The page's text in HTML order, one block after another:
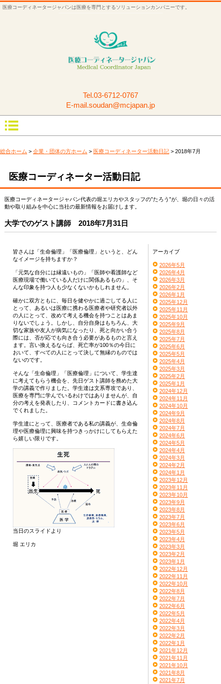
医療コーディネータージャパンは医療を専門とするソリューションカンパニーです。
Tel.03-6712-0767
E-mail.soudan@mcjapan.jp
総合ホーム > 企業・団体の方ホーム > 医療コーディネーター活動日記 > 2018年7月
医療コーディネーター活動日記
医療コーディネータージャパン代表の堀エリカやスタッフの”たろう”が、堀の日々の活
動や取り組みを中心に当社の最新情報をお届けします。
大学でのゲスト講師 2018年7月31日
皆さんは「生命倫理」「医療倫理」というと、どん
なイメージを持ちますか？
「元気な自分には縁遠いもの」「医師や看護師など
医療現場で働いている人だけに関係あるもの」、そ
んな印象を持つ人も少なくないかもしれません。
確かに双方ともに、毎日を健やかに過ごしてる人に
とって、あるいは医療に携わる医療者や研究者以外
の人にとって、改めて考える機会を持つことはあま
りないでしょう。しかし、自分自身はもちろん、大
切な家族や友人が病気になったり、死と向かい合う
際には、否が応でも向き合う必要があるものと言え
ます。言い換えるならば、死亡率が100％の今日に
おいて、すべての人にとって決して無縁のものでは
ないのです。
そんな「生命倫理」「医療倫理」について、学生達
に考えてもらう機会を、先日ゲスト講師を務めた大
学の講義で作りました。学生達は文系専攻であり、
医療を専門に学んでいるわけではありませんが、自
分の考えを発表したり、コメントカードに書き込ん
でくれました。
学生達にとって、医療者である私の講義が、生命倫
理や医療倫理に興味を持つきっかけにしてもらえた
ら嬉しい限りです。
当日のスライドより
堀 エリカ
アーカイブ
2026年5月
2026年4月
2026年3月
2026年2月
2026年1月
2025年12月
2025年11月
2025年10月
2025年9月
2025年8月
2025年7月
2025年6月
2025年5月
2025年4月
2025年3月
2025年2月
2025年1月
2024年12月
2024年11月
2024年10月
2024年9月
2024年8月
2024年7月
2024年6月
2024年5月
2024年4月
2024年3月
2024年2月
2024年1月
2023年12月
2023年11月
2023年10月
2023年9月
2023年8月
2023年7月
2023年6月
2023年5月
2023年4月
2023年3月
2023年2月
2023年1月
2022年12月
2022年11月
2022年10月
2022年8月
2022年7月
2022年6月
2022年5月
2022年4月
2022年3月
2022年2月
2022年1月
2021年12月
2021年11月
2021年10月
2021年8月
2021年7月